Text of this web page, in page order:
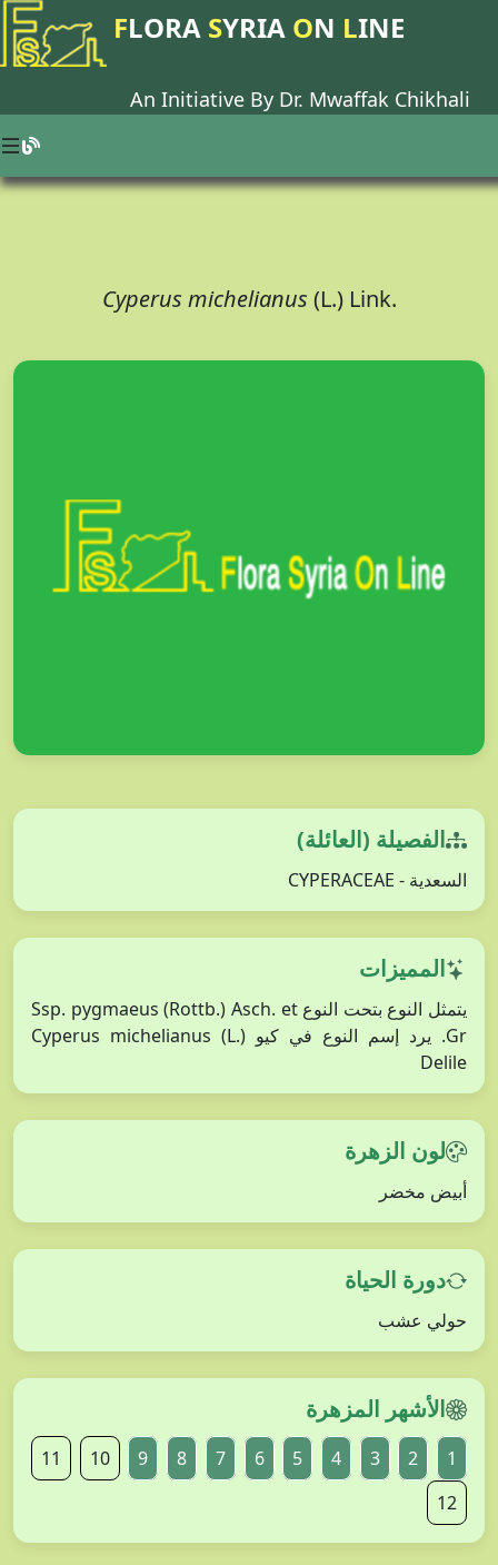
FLORA SYRIA ON LINE
An Initiative By Dr. Mwaffak Chikhali
Cyperus michelianus (L.) Link.
الفصيلة (العائلة)
السعدية - CYPERACEAE
المميزات
يتمثل النوع بتحت النوع Ssp. pygmaeus (Rottb.) Asch. et
Gr. يرد إسم النوع في كيو Cyperus michelianus (L.)
Delile
لون الزهرة
أبيض مخضر
دورة الحياة
حولي عشب
الأشهر المزهرة
1
2
3
4
5
6
7
8
9
10
11
12